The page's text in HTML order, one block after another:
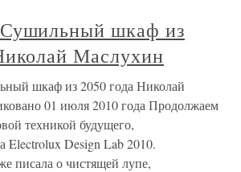
шкаф из
Маслухин
шкаф из 2050 года Николай
01 июля 2010 года Продолжаем
техникой будущего,
Electrolux Design Lab 2010.
писала о чистящей лупе,